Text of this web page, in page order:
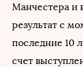
Манчестера и
результат с
последние 10
счет